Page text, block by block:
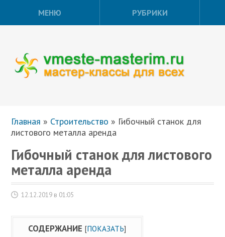
МЕНЮ РУБРИКИ
Главная » Строительство » Гибочный станок для
листового металла аренда
Гибочный станок для листового
металла аренда
12.12.2019 в 01:05
СОДЕРЖАНИЕ [ПОКАЗАТЬ]